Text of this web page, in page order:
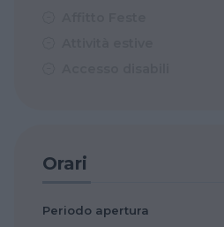
Orari
Periodo apertura